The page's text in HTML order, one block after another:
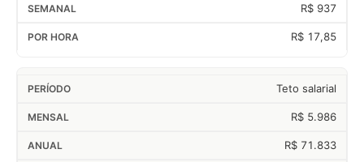
R$ 937
R$ 17,85
Teto salarial
R$ 5.986
R$ 71.833